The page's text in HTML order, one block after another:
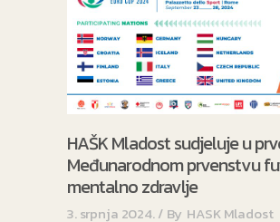
HAŠK Mladost sudjeluje u
Međunarodnom prvenstvu
mentalno zdravlje
3. srpnja 2024. By HASK Mladost